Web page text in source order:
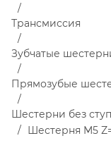
Трансмиссия
Зубчатые
Прямозубые
Шестерни без
Шестерня M5